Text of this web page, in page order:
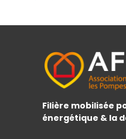
Filière mobilisée
énergétique & la